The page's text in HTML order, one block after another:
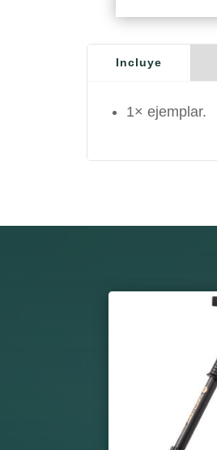
Incluye
1× ejemplar.